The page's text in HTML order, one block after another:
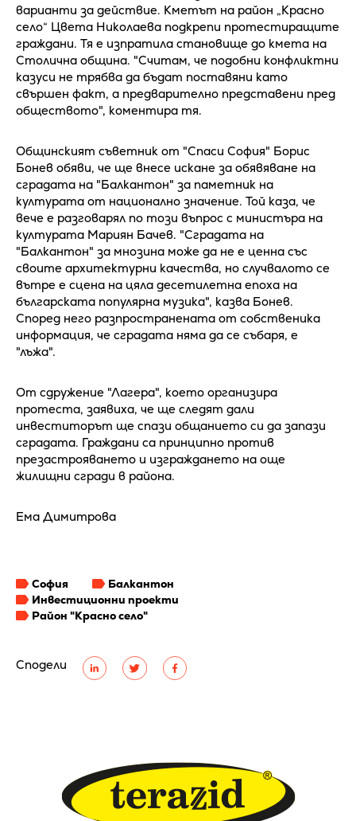
Сподели
варианти за действие. Кметът на район „Красно
село“ Цвета Николаева подкрепи протестиращите
граждани. Тя е изпратила становище до кмета на
Столична община. "Считам, че подобни конфликтни
казуси не трябва да бъдат поставяни като
свършен факт, а предварително представени пред
обществото", коментира тя.
Общинският съветник от "Спаси София" Борис
Бонев обяви, че ще внесе искане за обявяване на
сградата на "Балкантон" за паметник на
културата от национално значение. Той каза, че
вече е разговарял по този въпрос с министъра на
културата Мариян Бачев. "Сградата на
"Балкантон" за мнозина може да не е ценна със
своите архитектурни качества, но случвалото се
вътре е сцена на цяла десетилетна епоха на
българската популярна музика", казва Бонев.
Според него разпространената от собственика
информация, че сградата няма да се събаря, е
"лъжа".
От сдружение "Лагера", което организира
протеста, заявиха, че ще следят дали
инвеститорът ще спази общанието си да запази
сградата. Граждани са принципно против
презастрояването и изграждането на още
жилищни сгради в района.
Ема Димитрова
София
Балкантон
Инвестиционни проекти
Район "Красно село"